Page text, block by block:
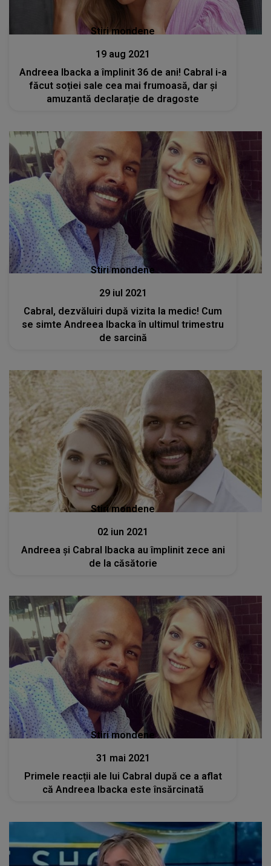
Stiri mondene
19 aug 2021
Andreea Ibacka a împlinit 36 de ani! Cabral i-a
făcut soției sale cea mai frumoasă, dar și
amuzantă declarație de dragoste
Stiri mondene
29 iul 2021
Cabral, dezvăluiri după vizita la medic! Cum
se simte Andreea Ibacka în ultimul trimestru
de sarcină
Stiri mondene
02 iun 2021
Andreea și Cabral Ibacka au împlinit zece ani
de la căsătorie
Stiri mondene
31 mai 2021
Primele reacții ale lui Cabral după ce a aflat
că Andreea Ibacka este însărcinată